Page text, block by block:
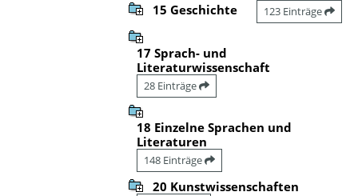
15 Geschichte 123 Einträge
17 Sprach- und
Literaturwissenschaft
28 Einträge
18 Einzelne Sprachen und
Literaturen
148 Einträge
20 Kunstwissenschaften